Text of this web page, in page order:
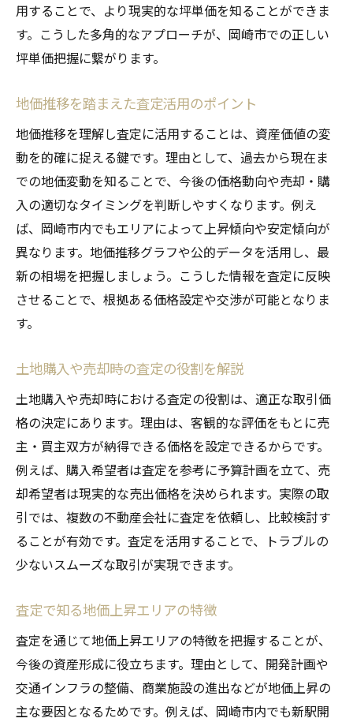
用することで、より現実的な坪単価を知ることができま
す。こうした多角的なアプローチが、岡崎市での正しい
坪単価把握に繋がります。
地価推移を踏まえた査定活用のポイント
地価推移を理解し査定に活用することは、資産価値の変
動を的確に捉える鍵です。理由として、過去から現在ま
での地価変動を知ることで、今後の価格動向や売却・購
入の適切なタイミングを判断しやすくなります。例え
ば、岡崎市内でもエリアによって上昇傾向や安定傾向が
異なります。地価推移グラフや公的データを活用し、最
新の相場を把握しましょう。こうした情報を査定に反映
させることで、根拠ある価格設定や交渉が可能となりま
す。
土地購入や売却時の査定の役割を解説
土地購入や売却時における査定の役割は、適正な取引価
格の決定にあります。理由は、客観的な評価をもとに売
主・買主双方が納得できる価格を設定できるからです。
例えば、購入希望者は査定を参考に予算計画を立て、売
却希望者は現実的な売出価格を決められます。実際の取
引では、複数の不動産会社に査定を依頼し、比較検討す
ることが有効です。査定を活用することで、トラブルの
少ないスムーズな取引が実現できます。
査定で知る地価上昇エリアの特徴
査定を通じて地価上昇エリアの特徴を把握することが、
今後の資産形成に役立ちます。理由として、開発計画や
交通インフラの整備、商業施設の進出などが地価上昇の
主な要因となるためです。例えば、岡崎市内でも新駅開